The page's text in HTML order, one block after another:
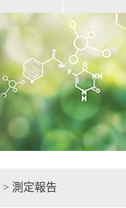
> 測定報告